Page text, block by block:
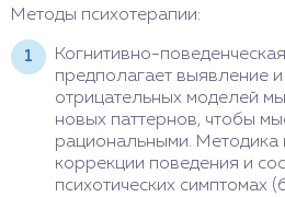
Методы психотерапии:
Когнитивно-
предполагает выявление
отрицательных моделей
новых паттернов, чтобы
рациональными. Методика
коррекции поведения и
психотических симптомах